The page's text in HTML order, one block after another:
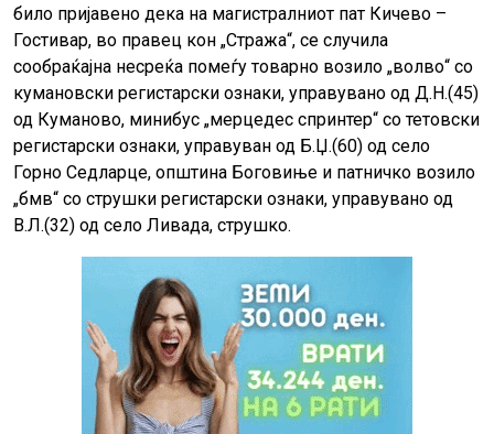
било пријавено дека на магистралниот пат Кичево –
Гостивар, во правец кон „Стража“, се случила
сообраќајна несреќа помеѓу товарно возило „волво“ со
кумановски регистарски ознаки, управувано од Д.Н.(45)
од Куманово, минибус „мерцедес спринтер“ со тетовски
регистарски ознаки, управуван од Б.Џ.(60) од село
Горно Седларце, општина Боговиње и патничко возило
„бмв“ со струшки регистарски ознаки, управувано од
В.Л.(32) од село Ливада, струшко.